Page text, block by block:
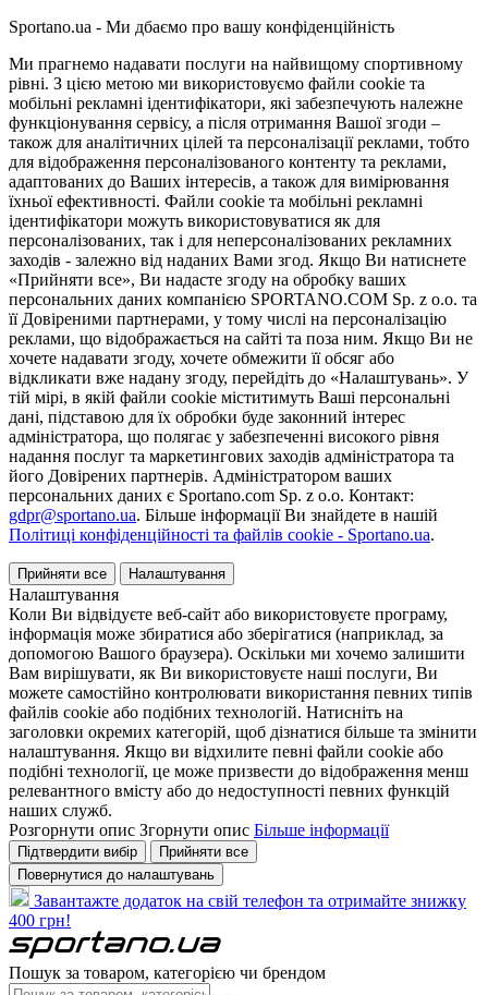
Sportano.ua - Ми дбаємо про вашу конфіденційність
Ми прагнемо надавати послуги на найвищому спортивному
рівні. З цією метою ми використовуємо файли cookie та
мобільні рекламні ідентифікатори, які забезпечують належне
функціонування сервісу, а після отримання Вашої згоди –
також для аналітичних цілей та персоналізації реклами, тобто
для відображення персоналізованого контенту та реклами,
адаптованих до Ваших інтересів, а також для вимірювання
їхньої ефективності. Файли cookie та мобільні рекламні
ідентифікатори можуть використовуватися як для
персоналізованих, так і для неперсоналізованих рекламних
заходів - залежно від наданих Вами згод. Якщо Ви натиснете
«Прийняти все», Ви надасте згоду на обробку ваших
персональних даних компанією SPORTANO.COM Sp. z o.o. та
її Довіреними партнерами, у тому числі на персоналізацію
реклами, що відображається на сайті та поза ним. Якщо Ви не
хочете надавати згоду, хочете обмежити її обсяг або
відкликати вже надану згоду, перейдіть до «Налаштувань». У
тій мірі, в якій файли cookie міститимуть Ваші персональні
дані, підставою для їх обробки буде законний інтерес
адміністратора, що полягає у забезпеченні високого рівня
надання послуг та маркетингових заходів адміністратора та
його Довірених партнерів. Адміністратором ваших
персональних даних є Sportano.com Sp. z o.o. Контакт:
gdpr@sportano.ua. Більше інформації Ви знайдете в нашій
Політиці конфіденційності та файлів cookie - Sportano.ua.
Прийняти все Налаштування
Налаштування
Коли Ви відвідуєте веб-сайт або використовуєте програму,
інформація може збиратися або зберігатися (наприклад, за
допомогою Вашого браузера). Оскільки ми хочемо залишити
Вам вирішувати, як Ви використовуєте наші послуги, Ви
можете самостійно контролювати використання певних типів
файлів cookie або подібних технологій. Натисніть на
заголовки окремих категорій, щоб дізнатися більше та змінити
налаштування. Якщо ви відхилите певні файли cookie або
подібні технології, це може призвести до відображення менш
релевантного вмісту або до недоступності певних функцій
наших служб.
Розгорнути опис Згорнути опис Більше інформації
Підтвердити вибір
Прийняти все
Повернутися до налаштувань
Завантажте додаток на свій телефон та отримайте знижку
400 грн!
Пошук за товаром, категорією чи брендом